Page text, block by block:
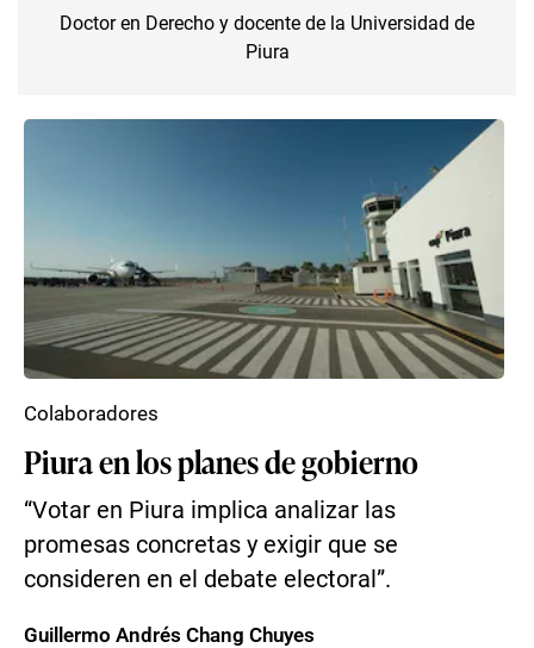
Doctor en Derecho y docente de la Universidad de
Piura
Piura en los planes de gobierno
“Votar en Piura implica analizar las
promesas concretas y exigir que se
consideren en el debate electoral”.
Colaboradores
Guillermo Andrés Chang Chuyes